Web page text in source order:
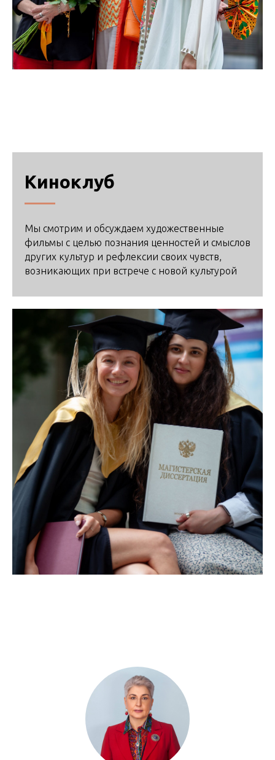
Киноклуб
Мы смотрим и обсуждаем художественные
фильмы с целью познания ценностей и смыслов
других культур и рефлексии своих чувств,
возникающих при встрече с новой культурой